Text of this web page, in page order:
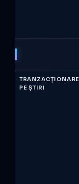
TRANZACȚIONARE
PE ȘTIRI